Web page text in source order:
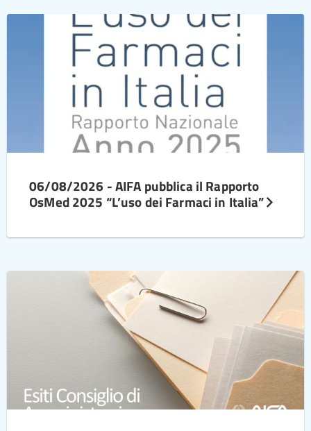
06/08/2026 - AIFA pubblica il Rapporto
OsMed 2025 “L’uso dei Farmaci in Italia”